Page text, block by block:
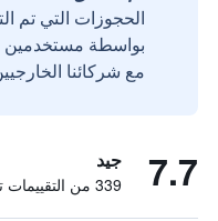
الحجوزات التي تم
مع شركائنا
7.7 جيد
339 من التقييمات تم التحقق منها